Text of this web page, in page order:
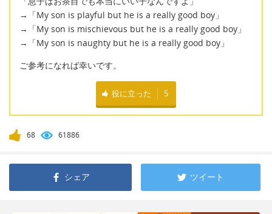
→「My son is playful but he is a really good boy」
→「My son is mischievous but he is a really good boy」
→「My son is naughty but he is a really good boy」
ご参考になれば幸いです。
役に立った 5
68 61886
シェア ツイート